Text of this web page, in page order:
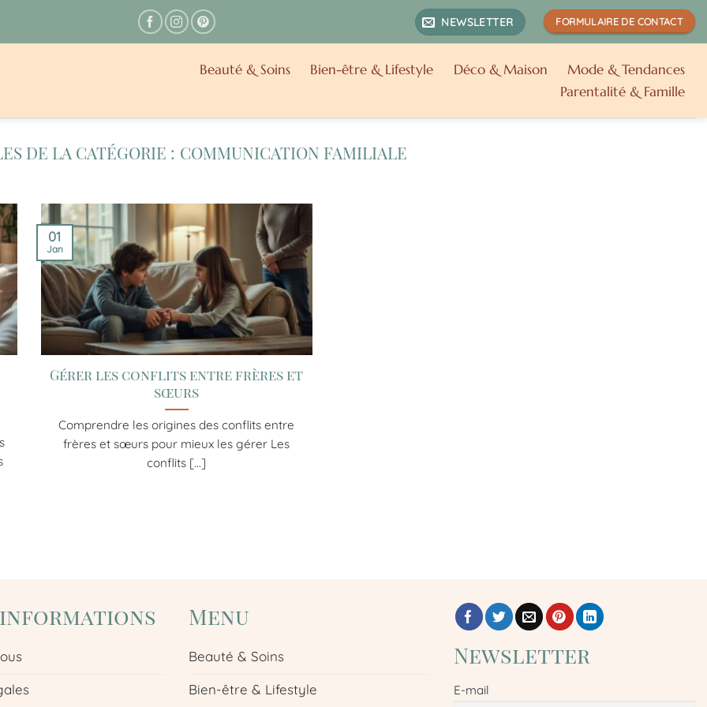
NEWSLETTER FORMULAIRE DE CONTACT
Beauté & Soins Bien-être & Lifestyle Déco & Maison
Mode & Tendances
Parentalité & Famille
COMMUNICATION FAMILIALE
Gérer les conflits entre frères et
sœurs
Comprendre les origines des conflits entre
frères et sœurs pour mieux les gérer Les
conflits [...]
01
Jan
Menu
Beauté & Soins
Bien-être & Lifestyle
Newsletter
E-mail